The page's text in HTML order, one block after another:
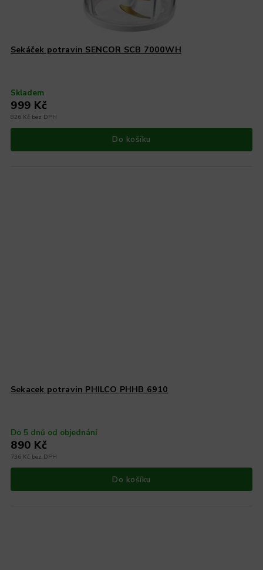
Sekáček potravin SENCOR SCB 7000WH
Skladem
826 Kč bez DPH
999 Kč
Do košíku
Sekacek potravin PHILCO PHHB 6910
Do 5 dnů od objednání
736 Kč bez DPH
890 Kč
Do košíku